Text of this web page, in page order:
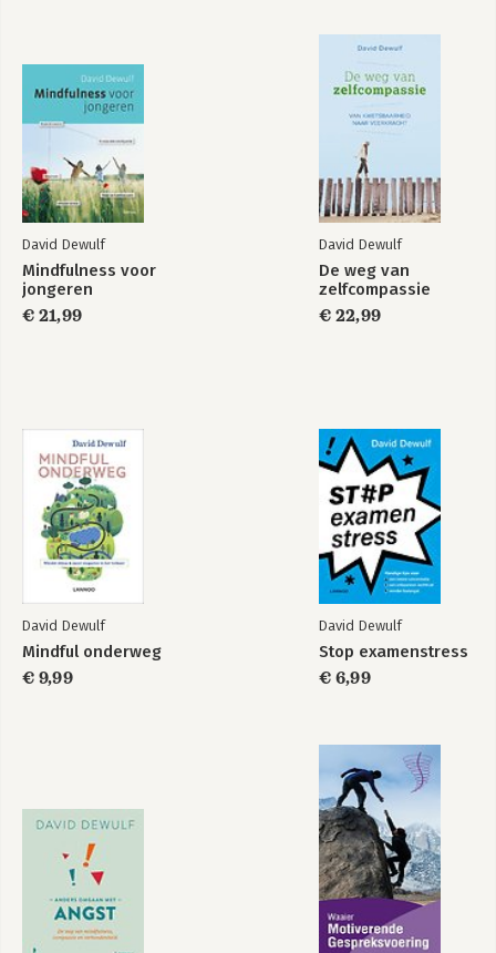
Stop examenstress Mindful onderweg
David Dewulf
Mindfulness voor
jongeren
€ 21,99
David Dewulf
De weg van
zelfcompassie
€ 22,99
David Dewulf
Mindful onderweg
€ 9,99
David Dewulf
Stop examenstress
€ 6,99